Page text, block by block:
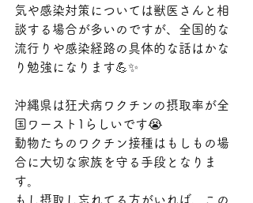
気や感染対策については獣医さんと相
談する場合が多いのですが、全国的な
流行りや感染経路の具体的な話はかな
り勉強になります💪✨
沖縄県は狂犬病ワクチンの摂取率が全
国ワースト1らしいです😭
動物たちのワクチン接種はもしもの場
合に大切な家族を守る手段となりま
す。
もし摂取し忘れてる方がいれば、この